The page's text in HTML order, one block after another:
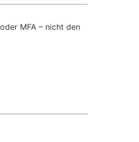
MFA – nicht den